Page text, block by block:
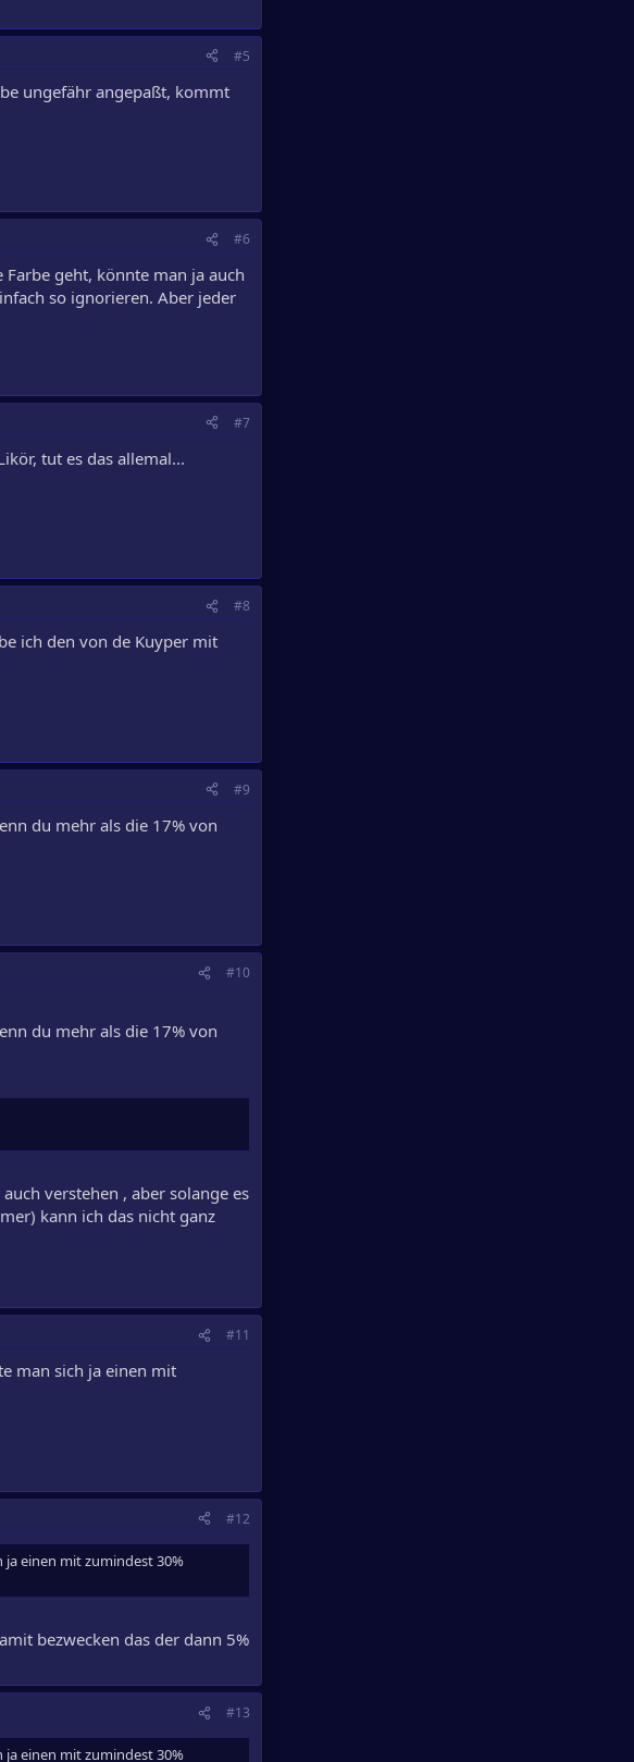
#5
ungefähr angepaßt, kommt
#6
geht, könnte man ja auch
so ignorieren. Aber jeder
#7
tut es das allemal...
#8
ich den von de Kuyper mit
#9
du mehr als die 17% von
#10
du mehr als die 17% von
verstehen , aber solange es
kann ich das nicht ganz
#11
man sich ja einen mit
#12
einen mit zumindest 30%
bezwecken das der dann 5%
#13
einen mit zumindest 30%